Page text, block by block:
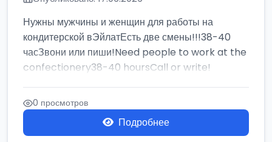
Нужны мужчины и женщин для работы на
кондитерской вЭйлатЕсть две смены!!!38-40
часЗвони или пиши!Need people to work at the
confectionery38-40 hoursCall or write!
0 просмотров
Подробнее